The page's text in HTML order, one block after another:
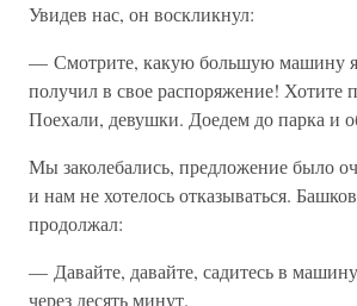
Увидев нас, он воскликнул:
— Смотрите, какую большую машину я
получил в свое распоряжение! Хотите
Поехали, девушки. Доедем до парка и
Мы заколебались, предложение было
и нам не хотелось отказываться.
продолжал:
— Давайте, давайте, садитесь в
через десять минут.